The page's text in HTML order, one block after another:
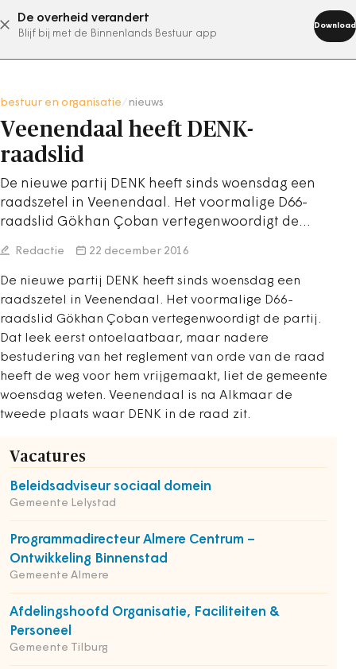
De overheid verandert
Blijf bij met de Binnenlands Bestuur app
Download
abonneer nu
bestuur en organisatie nieuws
Veenendaal heeft DENK-
raadslid
De nieuwe partij DENK heeft sinds woensdag een
raadszetel in Veenendaal. Het voormalige D66-
raadslid Gökhan Çoban vertegenwoordigt de…
Redactie 22 december 2016
De nieuwe partij DENK heeft sinds woensdag een
raadszetel in Veenendaal. Het voormalige D66-
raadslid Gökhan Çoban vertegenwoordigt de partij.
Dat leek eerst ontoelaatbaar, maar nadere
bestudering van het reglement van orde van de raad
heeft de weg voor hem vrijgemaakt, liet de gemeente
woensdag weten. Veenendaal is na Alkmaar de
tweede plaats waar DENK in de raad zit.
Vacatures
Beleidsadviseur sociaal domein
Gemeente Lelystad
Programmadirecteur Almere Centrum –
Ontwikkeling Binnenstad
Gemeente Almere
Afdelingshoofd Organisatie, Faciliteiten &
Personeel
Gemeente Tilburg